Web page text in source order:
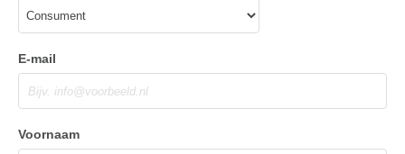
E-mail
Voornaam